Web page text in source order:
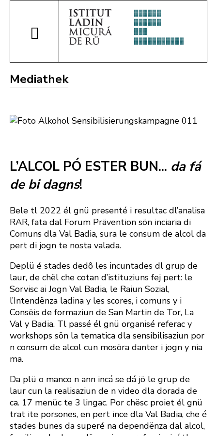
Mediathek
L’ALCOL PÓ ESTER BUN... da fá
de bi dagns!
Bele tl 2022 él gnü presenté i resultac dl’analisa
RAR, fata dal Forum Prävention sön inciaria di
Comuns dla Val Badia, sura le consum de alcol da
pert di jogn te nosta valada.
Deplü é stades dedô les incuntades dl grup de
laur, de chël che cotan d’istituziuns fej pert: le
Sorvisc ai Jogn Val Badia, le Raiun Sozial,
l’Intendënza ladina y les scores, i comuns y i
Consëis de formaziun de San Martin de Tor, La
Val y Badia. Tl passé él gnü organisé referac y
workshops sön la tematica dla sensibilisaziun por
n consum de alcol cun mosöra danter i jogn y nia
ma.
Da plü o manco n ann incá se dá jö le grup de
laur cun la realisaziun de n video dla dorada de
ca. 17 menüc te 3 lingac. Por chësc proiet él gnü
trat ite porsones, en pert ince dla Val Badia, che é
stades bunes da superé na dependënza dal alcol,